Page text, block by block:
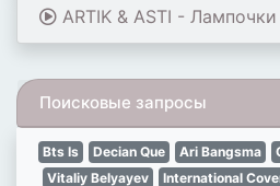
ARTIK & ASTI - Лампочки
Поисковые запросы
Bts Is Decian Que Ari Bangsma
Vitaliy Belyayev
International